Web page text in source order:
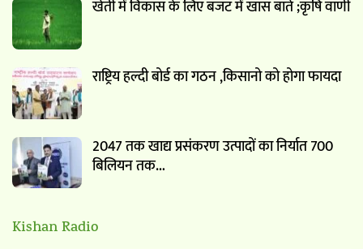
खेती में विकास के लिए बजट में खास बाते ;कृषि वाणी
राष्ट्रिय हल्दी बोर्ड का गठन ,किसानो को होगा फायदा
2047 तक खाद्य प्रसंकरण उत्पादों का निर्यात 700
बिलियन तक…
Kishan Radio